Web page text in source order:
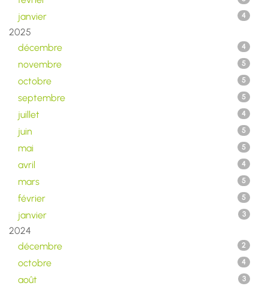
janvier 4
2025
décembre
4
novembre 5
octobre 5
septembre 5
juillet 4
juin 5
mai 5
avril 4
mars 5
février 5
janvier 3
2024
décembre
2
octobre 4
août 3